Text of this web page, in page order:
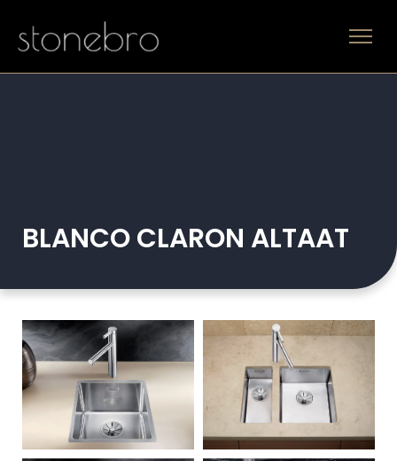
BLANCO CLARON ALTAAT